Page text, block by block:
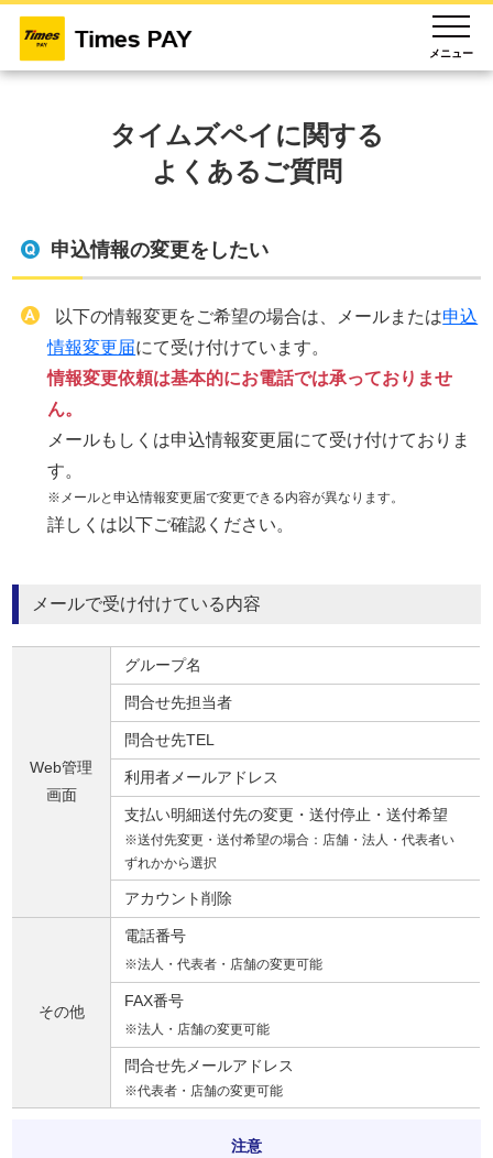
メニュー
タイムズペイに関する
よくあるご質問
申込情報の変更をしたい
以下の情報変更をご希望の場合は、メールまたは申込
情報変更届にて受け付けています。
情報変更依頼は基本的にお電話では承っておりませ
ん。
メールもしくは申込情報変更届にて受け付けておりま
す。
※メールと申込情報変更届で変更できる内容が異なります。
詳しくは以下ご確認ください。
メールで受け付けている内容
Web管理
画面​
グループ名​
問合せ先担当者​
問合せ先TEL​
利用者メールアドレス
支払い明細送付先の変更・送付停止・送付希望
※送付先変更・送付希望の場合​：店舗・法人・代表者い
ずれかから選択
アカウント削除​
その他​
電話番号
※法人・代表者・店舗の変更可能
FAX番号​
※法人・店舗の変更可能
問合せ先メールアドレス
※代表者・店舗の変更可能
注意